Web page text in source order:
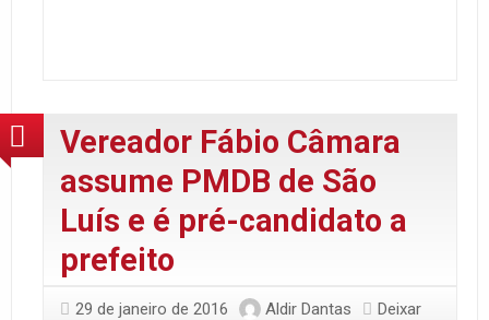
Vereador Fábio Câmara
assume PMDB de São
Luís e é pré-candidato a
prefeito
29 de janeiro de 2016 Aldir Dantas
Deixar